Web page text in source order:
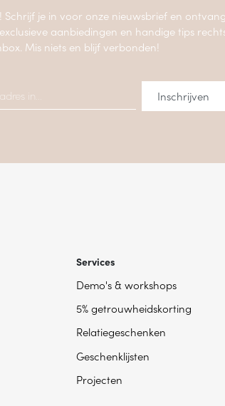
Schrijf je in voor onze nieuwsbrief en
aanbiedingen en handige tips
Mis niets en blijf verbonden!
Services
Demo's & workshops
5% getrouwheidskorting
Relatiegeschenken
Geschenklijsten
Projecten